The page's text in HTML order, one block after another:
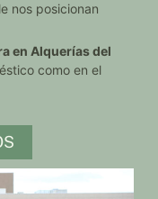
nos posicionan
en Alquerías del
como en el